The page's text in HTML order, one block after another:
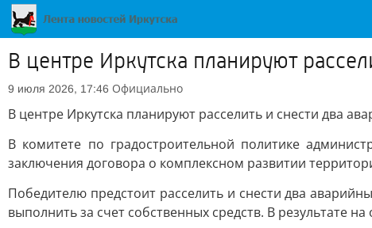
В центре Иркутска планируют
9 июля 2026, 17:46 Официально
В центре Иркутска планируют расселить и снести два
В комитете по градостроительной политике
заключения договора о комплексном развитии
Победителю предстоит расселить и снести два
выполнить за счет собственных средств. В результате